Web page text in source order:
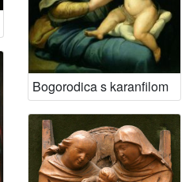
Bogorodica s karanfilom